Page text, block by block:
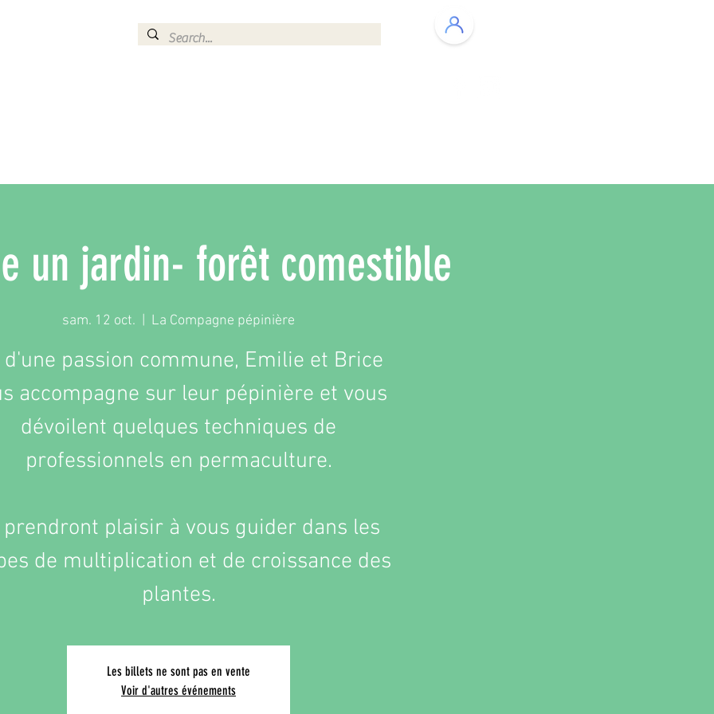
un jardin- forêt comestible
sam. 12 oct. La Compagne pépinière
d'une passion commune, Emilie et Brice
accompagne sur leur pépinière et vous
dévoilent quelques techniques de
professionnels en permaculture.
prendront plaisir à vous guider dans les
de multiplication et de croissance des
plantes.
Les billets ne sont pas en vente
Voir d'autres événements